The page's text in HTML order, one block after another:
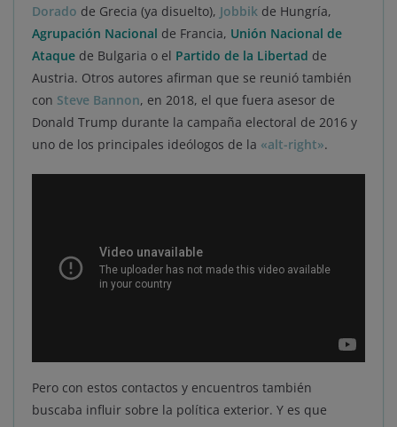
Dorado de Grecia (ya disuelto), Jobbik de Hungría,
Agrupación Nacional de Francia, Unión Nacional de
Ataque de Bulgaria o el Partido de la Libertad de
Austria. Otros autores afirman que se reunió también
con Steve Bannon, en 2018, el que fuera asesor de
Donald Trump durante la campaña electoral de 2016 y
uno de los principales ideólogos de la «alt-right».
Pero con estos contactos y encuentros también
buscaba influir sobre la política exterior. Y es que